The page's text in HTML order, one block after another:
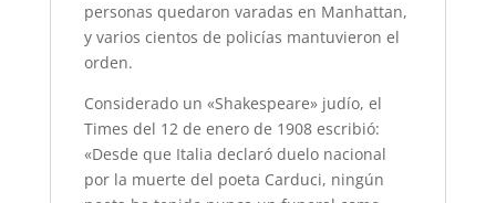
personas quedaron varadas en Manhattan,
y varios cientos de policías mantuvieron el
orden.
Considerado un «Shakespeare» judío, el
Times del 12 de enero de 1908 escribió:
«Desde que Italia declaró duelo nacional
por la muerte del poeta Carduci, ningún